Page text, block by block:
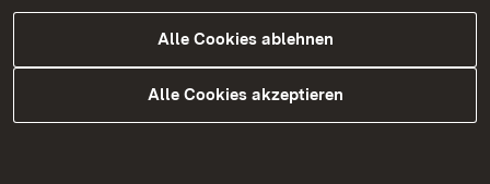
Alle Cookies ablehnen
Alle Cookies akzeptieren